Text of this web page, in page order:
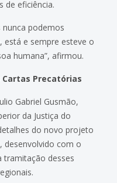
de eficiência.
nunca podemos
está e sempre esteve o
humana”, afirmou.
Precatórias
Gabriel Gusmão,
da Justiça do
do novo projeto
desenvolvido com o
tramitação desses